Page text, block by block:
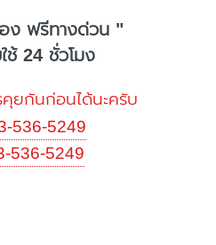
ง ฟรีทางด่วน "
ช้ 24 ชั่วโมง
คุยกันก่อนได้นะครับ
5249
5249